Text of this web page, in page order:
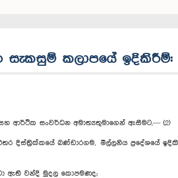
සැකසුම් කලාපයේ
ආර්ථික සංවර්ධන අමාත්‍යතුමාගෙන් ඇසීමට,— (2)
බණ්ඩාරගම, මිල්ලනිය ප්‍රදේශයේ
ඇති වන්දි මුදල කොපමණද;